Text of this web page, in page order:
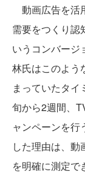
動画広告を活
需要をつくり認
いうコンバージ
林氏はこのよう
まっていたタ
旬から2週間、
ャンペーンを行
した理由は、
を明確に測定で